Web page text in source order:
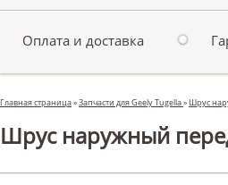
Оплата и доставка
Главная страница»Запчасти для Geely Tugella» Шрус
Шрус наружный